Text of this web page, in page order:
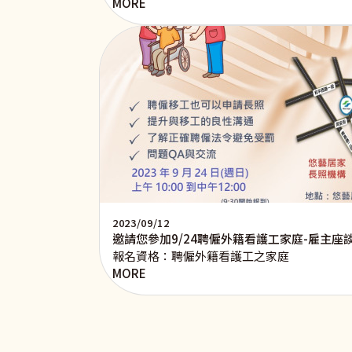
2023/09/12
邀請您參加9/24聘僱外籍看護工家庭-雇主座
報名資格：聘僱外籍看護工之家庭
MORE